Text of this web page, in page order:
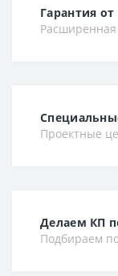
Гарантия
Расширенная
Проектные
Делаем КП
Подбираем